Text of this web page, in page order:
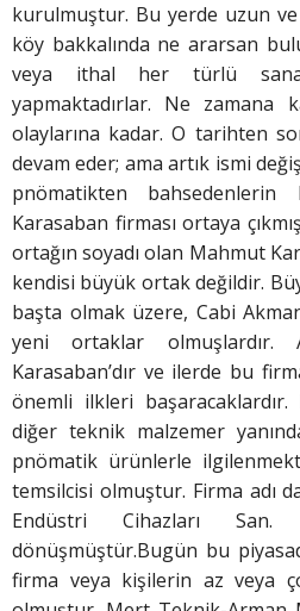
kurulmuştur. Bu yerde uzun ve
köy bakkalında ne ararsan
veya ithal her türlü sanayi
yapmaktadırlar. Ne zamana
olaylarına kadar. O tarihten
devam eder; ama artık ismi
pnömatikten bahsedenlerin
Karasaban firması ortaya
ortağın soyadı olan Mahmut
kendisi büyük ortak değildir.
başta olmak üzere, Cabi
yeni ortaklar
Karasaban’dır ve ilerde bu
önemli ilkleri başaracaklardır.
diğer teknik malzemer
pnömatik ürünlerle
temsilcisi olmuştur. Firma adı
Endüstri Cihazları
dönüşmüştür.Bugün bu
firma veya kişilerin az veya